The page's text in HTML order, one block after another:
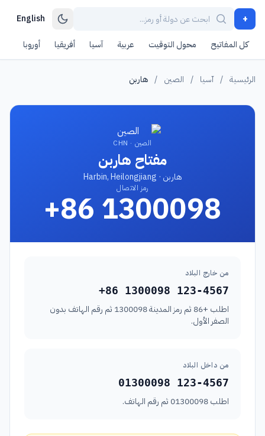
+
English
كل المفاتيح محول التوقيت عربية آسيا أفريقيا أوروبا
الرئيسية / آسيا / الصين / هاربن
الصين · CHN
مفتاح هاربن
هاربن · Harbin, Heilongjiang
رمز الاتصال
+86 1300098
من خارج البلاد
+86 1300098 123-4567
اطلب +86 ثم رمز المدينة 1300098 ثم رقم الهاتف بدون
الصفر الأول.
من داخل البلاد
01300098 123-4567
اطلب 01300098 ثم رقم الهاتف.